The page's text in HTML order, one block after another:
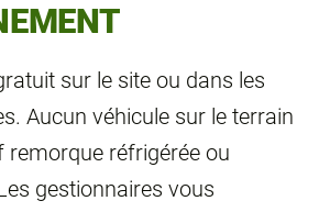
sur le site ou dans les
Aucun véhicule sur le terrain
remorque réfrigérée ou
gestionnaires vous